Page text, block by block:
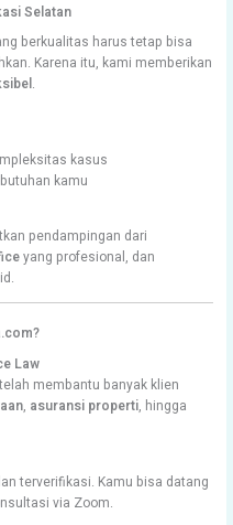
Selatan
berkualitas harus tetap bisa
Karena itu, kami memberikan
.
kasus
kamu
pendampingan dari
yang profesional, dan
Law
membantu banyak klien
, asuransi properti, hingga
terverifikasi. Kamu bisa datang
via Zoom.